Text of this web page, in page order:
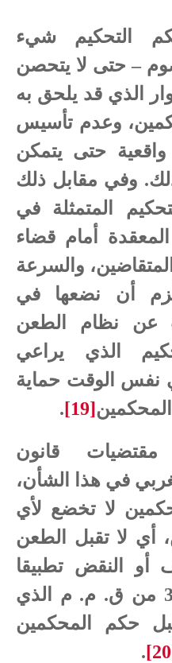
التحكيم شيء
– حتى لا يتحصن
الذي قد يلحق به
وعدم تأسيس
حتى يتمكن
وفي مقابل ذلك
المتمثلة في
أمام قضاء
والسرعة
أن نضعها في
عن نظام الطعن
الذي يراعي
نفس الوقت حماية
[19]
.
مقتضيات قانون
في هذا الشأن،
لا تخضع لأي
أي لا تقبل الطعن
أو النقض تطبيقا
لمقتضيات الفصل 319 من ق. م. م الذي
حكم المحكمين
.